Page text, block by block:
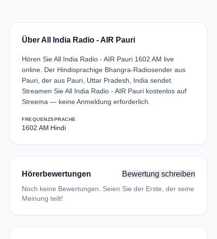
Über All India Radio - AIR Pauri
Hören Sie All India Radio - AIR Pauri 1602 AM live
online. Der Hindisprachige Bhangra-Radiosender aus
Pauri, der aus Pauri, Uttar Pradesh, India sendet.
Streamen Sie All India Radio - AIR Pauri kostenlos auf
Streema — keine Anmeldung erforderlich.
FREQUENZ
1602 AM
SPRACHE
Hindi
Hörerbewertungen Bewertung schreiben
Noch keine Bewertungen. Seien Sie der Erste, der seine
Meinung teilt!